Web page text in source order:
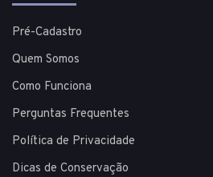
Pré-Cadastro
Quem Somos
Como Funciona
Perguntas Frequentes
Política de Privacidade
Dicas de Conservação